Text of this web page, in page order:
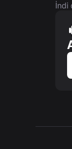
İndi